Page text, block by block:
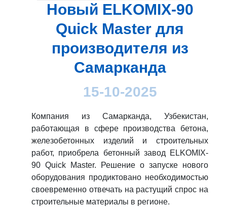
Новый ELKOMIX-90
Quick Master для
производителя из
Самарканда
15-10-2025
Компания из Самарканда, Узбекистан,
работающая в сфере производства бетона,
железобетонных изделий и строительных
работ, приобрела бетонный завод ELKOMIX-
90 Quick Master. Решение о запуске нового
оборудования продиктовано необходимостью
своевременно отвечать на растущий спрос на
строительные материалы в регионе.